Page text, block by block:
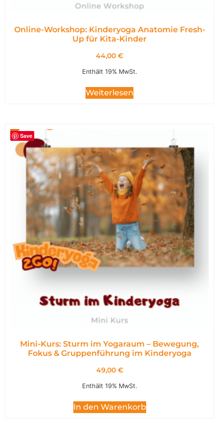
Online-Workshop: Kinderyoga Anatomie Fresh-
Up für Kita-Kinder
44,00 €
Enthält 19% MwSt.
Weiterlesen
Save
Mini-Kurs: Sturm im Yogaraum – Bewegung,
Fokus & Gruppenführung im Kinderyoga
49,00 €
Enthält 19% MwSt.
In den Warenkorb